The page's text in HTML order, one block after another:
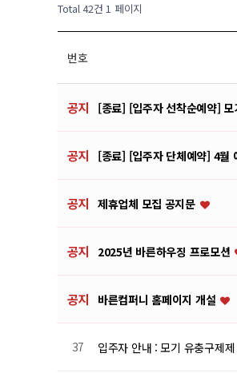
Total 42건 1 페이지
번호
공지 [종료] [입주자 선착순예약]
공지 [종료] [입주자 단체예약] 4월
공지 제휴업체 모집 공지문
공지 2025년 바른하우징 프로모션
공지 바른컴퍼니 홈페이지 개설
37 입주자 안내 : 모기 유충구제